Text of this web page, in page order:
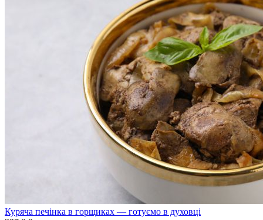
Куряча печінка в горщиках — готуємо в духовці